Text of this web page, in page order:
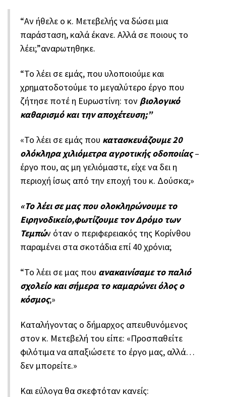
“Αν ήθελε ο κ. Μετεβελής να δώσει μια
παράσταση, καλά έκανε. Αλλά σε ποιους το
λέει;”αναρωτηθηκε.
“Το λέει σε εμάς, που υλοποιούμε και
χρηματοδοτούμε το μεγαλύτερο έργο που
ζήτησε ποτέ η Ευρωστίνη: τον βιολογικό
καθαρισμό και την αποχέτευση;”
«Το λέει σε εμάς που κατασκευάζουμε 20
ολόκληρα χιλιόμετρα αγροτικής οδοποιίας–
έργο που, ας μη γελιόμαστε, είχε να δει η
περιοχή ίσως από την εποχή του κ. Δούσκα;»
«Το λέει σε μας που ολοκληρώνουμε το
Ειρηνοδικείο,φωτίζουμε τον Δρόμο των
Τεμπών όταν ο περιφερειακός της Κορίνθου
παραμένει στα σκοτάδια επί 40 χρόνια;
“Το λέει σε μας που ανακαινίσαμε το παλιό
σχολείο και σήμερα το καμαρώνει όλος ο
κόσμος;»
Καταλήγοντας ο δήμαρχος απευθυνόμενος
στον κ. Μετεβελή του είπε: «Προσπαθείτε
φιλότιμα να απαξιώσετε το έργο μας, αλλά…
δεν μπορείτε.»
Και εύλογα θα σκεφτόταν κανείς: